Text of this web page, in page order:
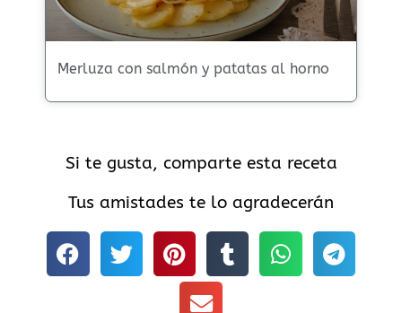
Merluza con salmón y patatas al horno
Si te gusta, comparte esta receta
Tus amistades te lo agradecerán